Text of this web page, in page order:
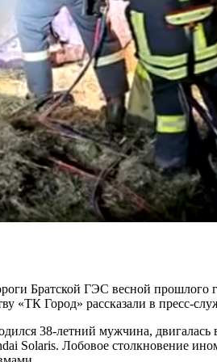
Братской ГЭС весной
«ТК Город» рассказали в пресс-
38-летний мужчина,
Solaris. Лобовое столкновение